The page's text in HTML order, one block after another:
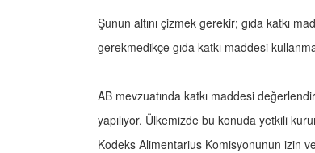
Şunun altını çizmek gerekir; gıda katkı
gerekmedikçe gıda katkı maddesi
AB mevzuatında katkı maddesi
yapılıyor. Ülkemizde bu konuda yetkili
Kodeks Alimentarius Komisyonunun izin